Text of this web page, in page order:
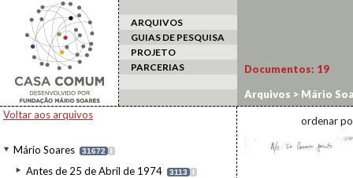
ARQUIVOS
GUIAS DE PESQUISA
PROJETO
PARCERIAS
Voltar aos arquivos
Mário Soares 31672 I
Antes de 25 de Abril de 1974 3113 I
Documentos: 19
Arquivos > Mário
Descida do Douro
ordenar